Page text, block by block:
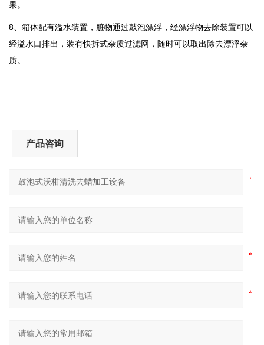
果。
8、箱体配有溢水装置，脏物通过鼓泡漂浮，经漂浮物去除装置可以
经溢水口排出，装有快拆式杂质过滤网，随时可以取出除去漂浮杂
质。
产品咨询